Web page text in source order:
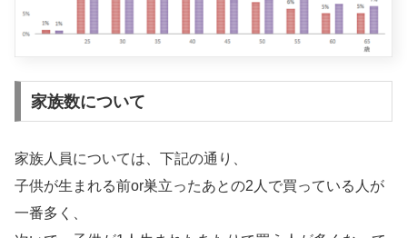
家族数について
家族人員については、下記の通り、
子供が生まれる前or巣立ったあとの2人で買っている人が
一番多く、